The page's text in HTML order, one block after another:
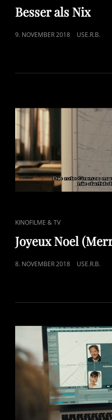
LINKS
Besser als Nix
POSTED
9. NOVEMBER 2018 USE.R.B.
CAT
LINKS
KINOFILME & TV
Joyeux Noel
POSTED
8. NOVEMBER 2018 USE.R.B.